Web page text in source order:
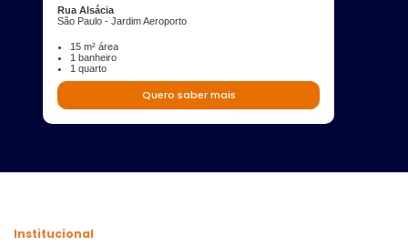
Rua Alsácia
São Paulo - Jardim Aeroporto
15 m² área
1 banheiro
1 quarto
Quero saber mais
Institucional